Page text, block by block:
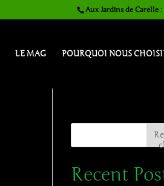
Aux Jardins de Carelle :
LE MAG POURQUOI NOUS
Recent